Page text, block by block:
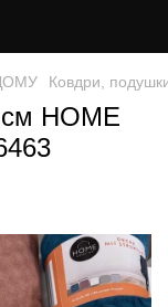
Ковдри,
HOME